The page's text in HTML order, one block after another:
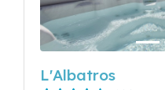
L'Albatros